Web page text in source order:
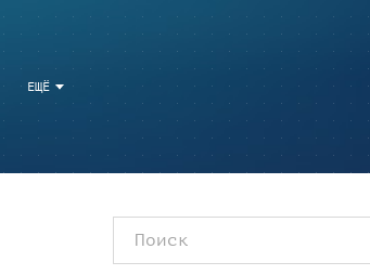
ЕЩЁ